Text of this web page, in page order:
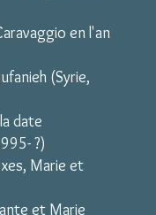
en l'an
(Syrie,
date
?)
Marie et
et Marie